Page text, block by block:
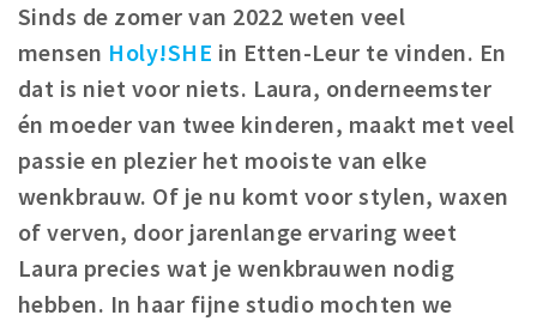
Winkelgebieden
Parkeren
Bezienswaardigheden
Musea, theaters & podia
Uitjes & activiteiten
Toeristische routes
Sinds de zomer van 2022 weten veel
mensen Holy!SHE in Etten-Leur te vinden. En
dat is niet voor niets. Laura, onderneemster
én moeder van twee kinderen, maakt met veel
passie en plezier het mooiste van elke
wenkbrauw. Of je nu komt voor stylen, waxen
of verven, door jarenlange ervaring weet
Laura precies wat je wenkbrauwen nodig
hebben. In haar fijne studio mochten we